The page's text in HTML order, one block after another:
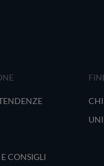
CONSIGLI